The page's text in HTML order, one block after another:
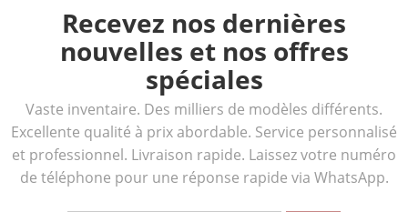
Recevez nos dernières
nouvelles et nos offres
spéciales
Vaste inventaire. Des milliers de modèles différents.
Excellente qualité à prix abordable. Service personnalisé
et professionnel. Livraison rapide. Laissez votre numéro
de téléphone pour une réponse rapide via WhatsApp.